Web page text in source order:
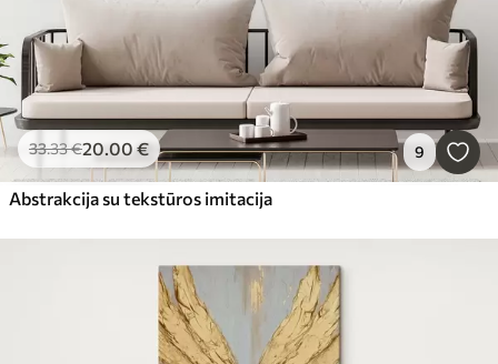
33.33€20.00 € 9
Abstrakcija su tekstūros imitacija